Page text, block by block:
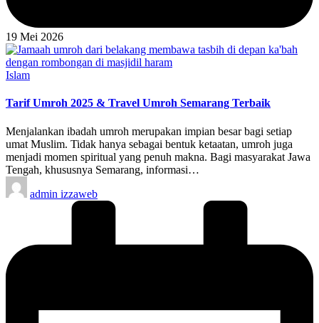
19 Mei 2026
Posted
Islam
Tarif Umroh 2025 & Travel Umroh Semarang Terbaik
Menjalankan ibadah umroh merupakan impian besar bagi setiap
umat Muslim. Tidak hanya sebagai bentuk ketaatan, umroh juga
menjadi momen spiritual yang penuh makna. Bagi masyarakat Jawa
Tengah, khususnya Semarang, informasi…
Posted
by
admin izzaweb